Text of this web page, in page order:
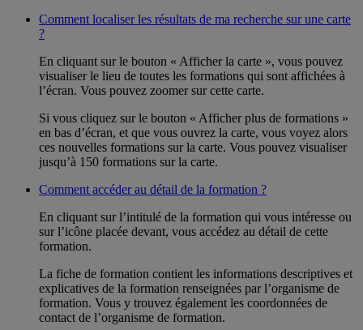
Comment localiser les résultats de ma recherche sur une carte
?
En cliquant sur le bouton « Afficher la carte », vous pouvez
visualiser le lieu de toutes les formations qui sont affichées à
l’écran. Vous pouvez zoomer sur cette carte.
Si vous cliquez sur le bouton « Afficher plus de formations »
en bas d’écran, et que vous ouvrez la carte, vous voyez alors
ces nouvelles formations sur la carte. Vous pouvez visualiser
jusqu’à 150 formations sur la carte.
Comment accéder au détail de la formation ?
En cliquant sur l’intitulé de la formation qui vous intéresse ou
sur l’icône placée devant, vous accédez au détail de cette
formation.
La fiche de formation contient les informations descriptives et
explicatives de la formation renseignées par l’organisme de
formation. Vous y trouvez également les coordonnées de
contact de l’organisme de formation.